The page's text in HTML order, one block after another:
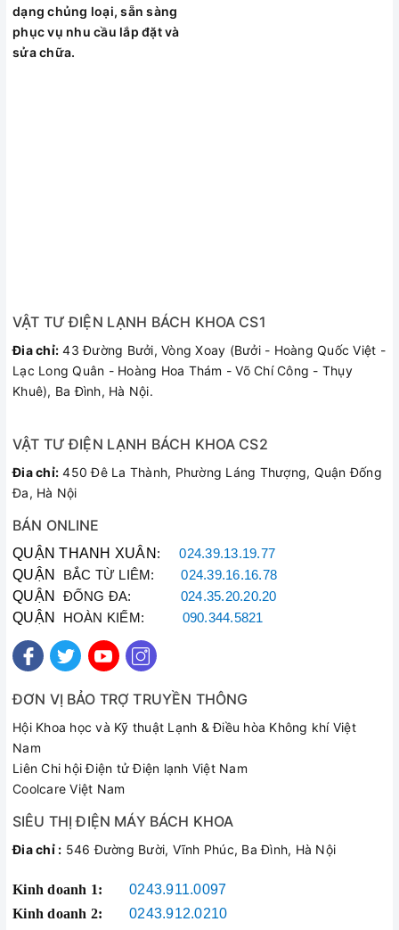
dạng chủng loại, sẵn sàng
phục vụ nhu cầu lắp đặt và
sửa chữa.
VẬT TƯ ĐIỆN LẠNH BÁCH KHOA CS1
Đia chỉ: 43 Đường Bưởi, Vòng Xoay (Bưởi - Hoàng Quốc Việt -
Lạc Long Quân - Hoàng Hoa Thám - Võ Chí Công - Thụy
Khuê), Ba Đình, Hà Nội.
VẬT TƯ ĐIỆN LẠNH BÁCH KHOA CS2
Đia chỉ: 450 Đê La Thành, Phường Láng Thượng, Quận Đống
Đa, Hà Nội
BÁN ONLINE
QUẬN THANH XUÂN :024.39.13.19.77
QUẬN BẮC TỪ LIÊM:024.39.16.16.78
QUẬN ĐỐNG ĐA: 024.35.20.20.20
QUẬN HOÀN KIẾM: 090.344.5821
ĐƠN VỊ BẢO TRỢ TRUYỀN THÔNG
Hội Khoa học và Kỹ thuật Lạnh & Điều hòa Không khí Việt
Nam
Liên Chi hội Điện tử Điện lạnh Việt Nam
Coolcare Việt Nam
SIÊU THỊ ĐIỆN MÁY BÁCH KHOA
Đia chỉ : 546 Đường Bười, Vĩnh Phúc, Ba Đình, Hà Nội
Kinh doanh 1:
0243.911.0097
Kinh doanh 2:
0243.912.0210